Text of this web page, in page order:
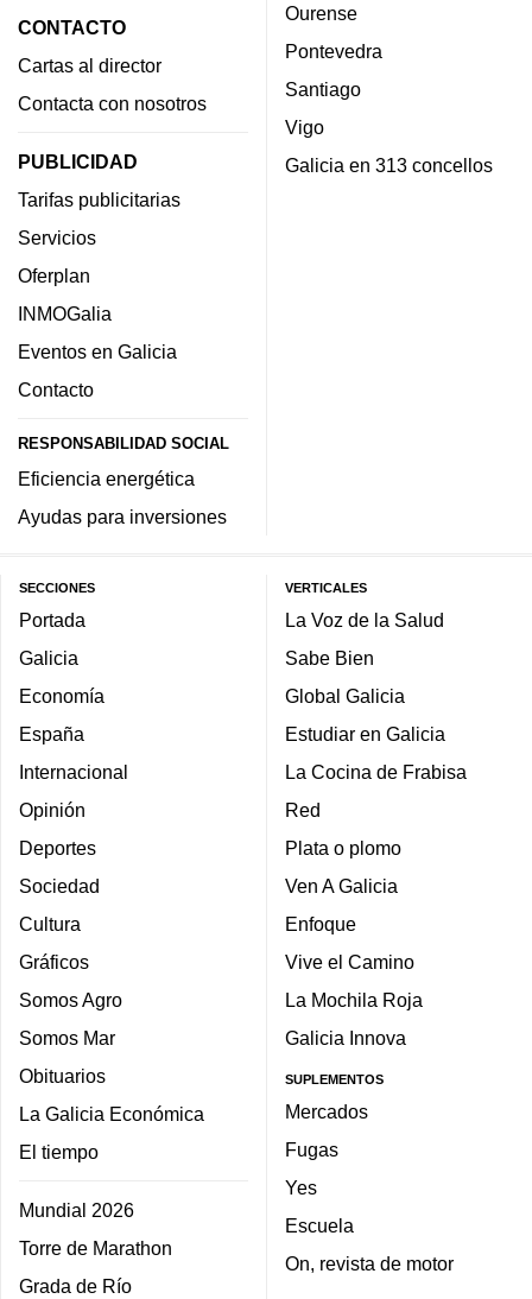
CONTACTO
Cartas al director
Contacta con nosotros
PUBLICIDAD
Tarifas publicitarias
Servicios
Oferplan
INMOGalia
Eventos en Galicia
Contacto
RESPONSABILIDAD SOCIAL
Eficiencia energética
Ayudas para inversiones
Ourense
Pontevedra
Santiago
Vigo
Galicia en 313 concellos
SECCIONES
Portada
Galicia
Economía
España
Internacional
Opinión
Deportes
Sociedad
Cultura
Gráficos
Somos Agro
Somos Mar
Obituarios
La Galicia Económica
El tiempo
Mundial 2026
Torre de Marathon
Grada de Río
VERTICALES
La Voz de la Salud
Sabe Bien
Global Galicia
Estudiar en Galicia
La Cocina de Frabisa
Red
Plata o plomo
Ven A Galicia
Enfoque
Vive el Camino
La Mochila Roja
Galicia Innova
SUPLEMENTOS
Mercados
Fugas
Yes
Escuela
On, revista de motor